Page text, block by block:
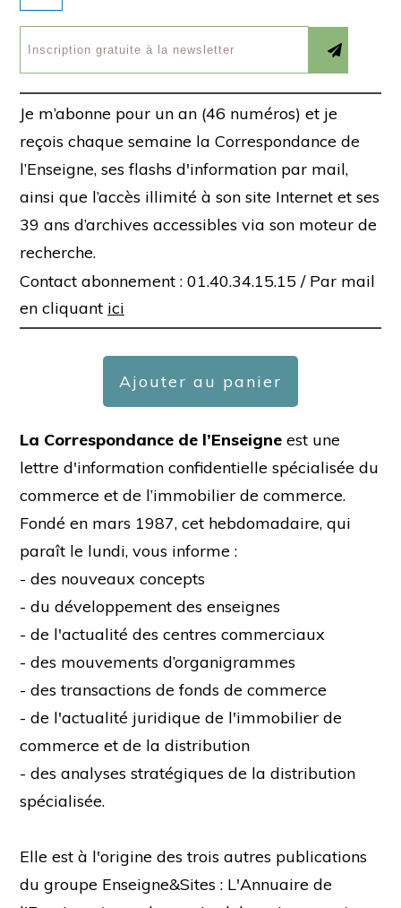
Je m’abonne pour un an (46 numéros) et je
reçois chaque semaine la Correspondance de
l’Enseigne, ses flashs d'information par mail,
ainsi que l’accès illimité à son site Internet et ses
39 ans d’archives accessibles via son moteur de
recherche.
Contact abonnement : 01.40.34.15.15 / Par mail
en cliquant ici
Ajouter au panier
La Correspondance de l’Enseigne est une
lettre d'information confidentielle spécialisée du
commerce et de l’immobilier de commerce.
Fondé en mars 1987, cet hebdomadaire, qui
paraît le lundi, vous informe :
- des nouveaux concepts
- du développement des enseignes
- de l'actualité des centres commerciaux
- des mouvements d’organigrammes
- des transactions de fonds de commerce
- de l'actualité juridique de l'immobilier de
commerce et de la distribution
- des analyses stratégiques de la distribution
spécialisée.
Elle est à l'origine des trois autres publications
du groupe Enseigne&Sites : L'Annuaire de